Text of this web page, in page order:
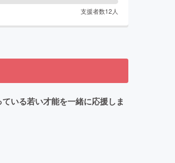
支援者数12人
いる若い才能を一緒に応援しま